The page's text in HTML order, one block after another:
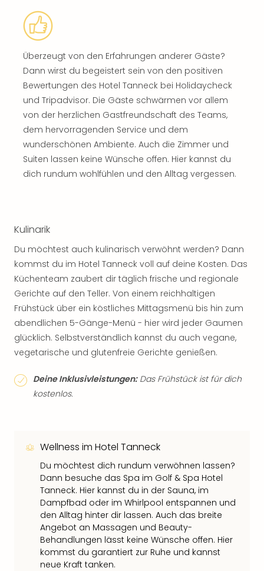
Überzeugt von den Erfahrungen anderer Gäste?
Dann wirst du begeistert sein von den positiven
Bewertungen des Hotel Tanneck bei Holidaycheck
und Tripadvisor. Die Gäste schwärmen vor allem
von der herzlichen Gastfreundschaft des Teams,
dem hervorragenden Service und dem
wunderschönen Ambiente. Auch die Zimmer und
Suiten lassen keine Wünsche offen. Hier kannst du
dich rundum wohlfühlen und den Alltag vergessen.
Kulinarik
Du möchtest auch kulinarisch verwöhnt werden? Dann
kommst du im Hotel Tanneck voll auf deine Kosten. Das
Küchenteam zaubert dir täglich frische und regionale
Gerichte auf den Teller. Von einem reichhaltigen
Frühstück über ein köstliches Mittagsmenü bis hin zum
abendlichen 5-Gänge-Menü - hier wird jeder Gaumen
glücklich. Selbstverständlich kannst du auch vegane,
vegetarische und glutenfreie Gerichte genießen.
Deine Inklusivleistungen:Das Frühstück ist für dich
kostenlos.
Wellness im Hotel Tanneck
Du möchtest dich rundum verwöhnen lassen?
Dann besuche das Spa im Golf & Spa Hotel
Tanneck. Hier kannst du in der Sauna, im
Dampfbad oder im Whirlpool entspannen und
den Alltag hinter dir lassen. Auch das breite
Angebot an Massagen und Beauty-
Behandlungen lässt keine Wünsche offen. Hier
kommst du garantiert zur Ruhe und kannst
neue Kraft tanken.